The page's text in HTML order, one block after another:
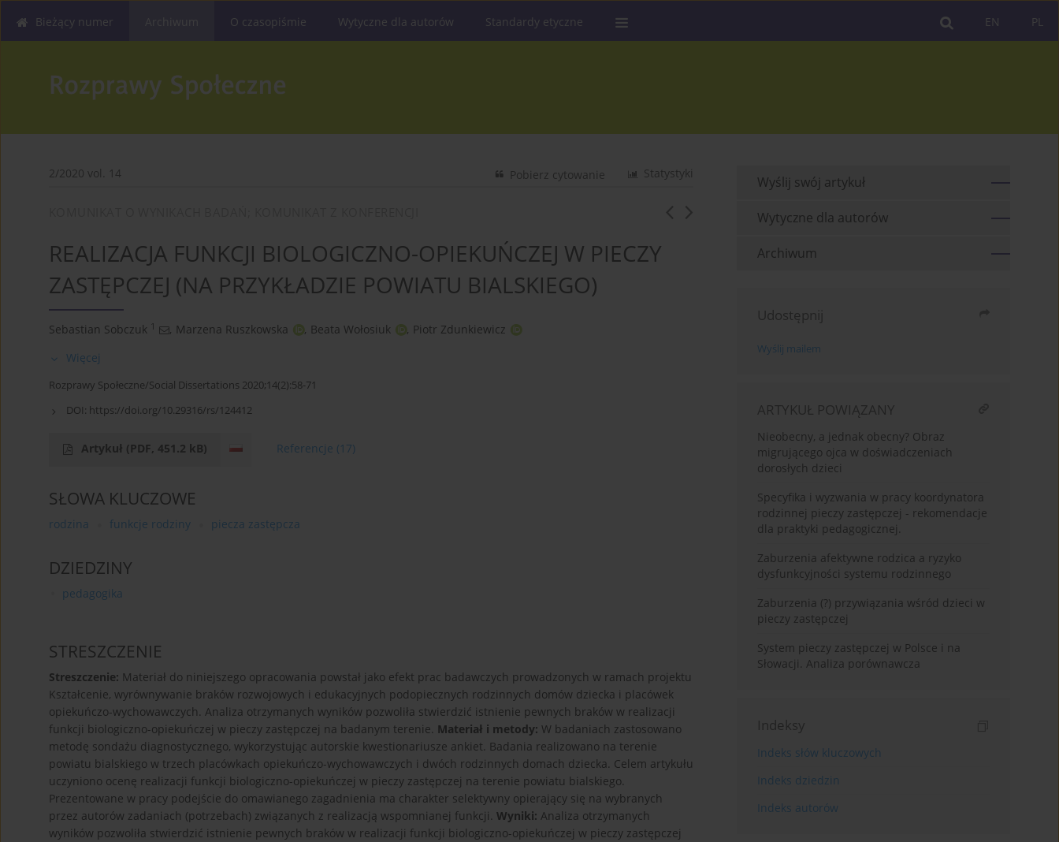
PL
EN
Bieżący numer O czasopiśmie Wytyczne dla autorów Standardy etyczne
2/2020 vol. 14 Statystyki
Pobierz cytowanie
REALIZACJA FUNKCJI BIOLOGICZNO-OPIEKUŃCZEJ W PIECZY
ZASTĘPCZEJ (NA PRZYKŁADZIE POWIATU BIALSKIEGO)
Sebastian Sobczuk 1 , Marzena Ruszkowska , Beata Wołosiuk , Piotr Zdunkiewicz
Więcej
Rozprawy Społeczne/Social Dissertations 2020;14(2):58-71
DOI: https://doi.org/10.29316/rs/124412
Artykuł (PDF, 451.2 kB) Referencje (17)
SŁOWA KLUCZOWE
rodzina funkcje rodziny piecza zastępcza
DZIEDZINY
pedagogika
STRESZCZENIE
Streszczenie: Materiał do niniejszego opracowania powstał jako efekt prac badawczych prowadzonych w ramach projektu
Kształcenie, wyrównywanie braków rozwojowych i edukacyjnych podopiecznych rodzinnych domów dziecka i placówek
opiekuńczo-wychowawczych. Analiza otrzymanych wyników pozwoliła stwierdzić istnienie pewnych braków w realizacji
funkcji biologiczno-opiekuńczej w pieczy zastępczej na badanym terenie. Materiał i metody: W badaniach zastosowano
metodę sondażu diagnostycznego, wykorzystując autorskie kwestionariusze ankiet. Badania realizowano na terenie
powiatu bialskiego w trzech placówkach opiekuńczo-wychowawczych i dwóch rodzinnych domach dziecka. Celem artykułu
uczyniono ocenę realizacji funkcji biologiczno-opiekuńczej w pieczy zastępczej na terenie powiatu bialskiego.
Prezentowane w pracy podejście do omawianego zagadnienia ma charakter selektywny opierający się na wybranych
przez autorów zadaniach (potrzebach) związanych z realizacją wspomnianej funkcji. Wyniki: Analiza otrzymanych
wyników pozwoliła stwierdzić istnienie pewnych braków w realizacji funkcji biologiczno-opiekuńczej w pieczy zastępczej
Wyślij swój artykuł
Wytyczne dla autorów
Archiwum
Udostępnij
Wyślij mailem
ARTYKUŁ POWIĄZANY
Nieobecny, a jednak obecny? Obraz
migrującego ojca w doświadczeniach
dorosłych dzieci
Specyfika i wyzwania w pracy koordynatora
rodzinnej pieczy zastępczej - rekomendacje
dla praktyki pedagogicznej.
Zaburzenia afektywne rodzica a ryzyko
dysfunkcyjności systemu rodzinnego
Zaburzenia (?) przywiązania wśród dzieci w
pieczy zastępczej
System pieczy zastępczej w Polsce i na
Słowacji. Analiza porównawcza
Indeksy
Indeks słów kluczowych
Indeks dziedzin
Indeks autorów